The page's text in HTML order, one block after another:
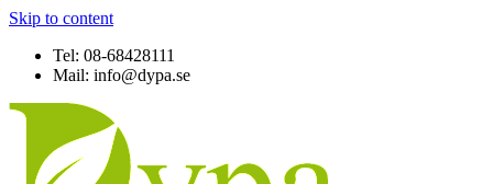
Skip to content
Tel: 08-68428111
Mail: info@dypa.se